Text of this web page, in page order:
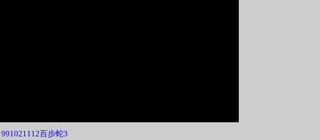
991021112百步蛇3